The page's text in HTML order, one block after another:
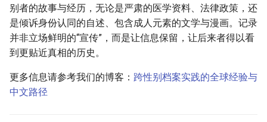
别者的故事与经历，无论是严肃的医学资料、法律政策，还
是倾诉身份认同的自述、包含成人元素的文学与漫画。记录
并非立场鲜明的“宣传”，而是让信息保留，让后来者得以看
到更贴近真相的历史。
更多信息请参考我们的博客： 跨性别档案实践的全球经验与
中文路径